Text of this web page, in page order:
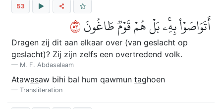
53
أَتَوَاصَوۡاْ بِهِۦۚ بَلۡ هُمۡ قَوۡمٞ طَاغُونَ٣٥
Dragen zij dit aan elkaar over (van geslacht op
geslacht)? Zij zijn zelfs een overtredend volk.
M. F. Abdasalaam
Atawasaw bihi bal hum qawmun taghoen
Transliteration